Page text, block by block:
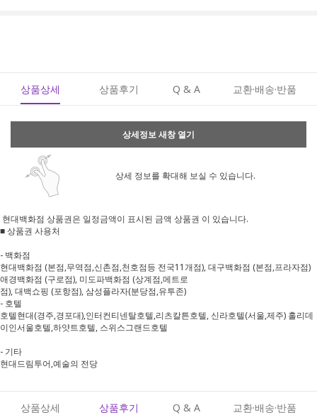
상품상세 상품후기 Q & A 교환·배송·반품
상세정보 새창 열기
상세 정보를 확대해 보실 수 있습니다.
현대백화점 상품권은 일정금액이 표시된 금액 상품권 이 있습니다.
■ 상품권 사용처
- 백화점
현대백화점 (본점,무역점,신촌점,천호점등 전국11개점), 대구백화점 (본점,프라자점)
애경백화점 (구로점), 미도파백화점 (상계점,메트로
점), 대백쇼핑 (포항점), 삼성플라자(분당점,유투존)
- 호텔
호텔현대(경주,경포대),인터컨티넨탈호텔,리츠칼튼호텔, 신라호텔(서울,제주) 홀리데
이인서울호텔,하얏트호텔, 스위스그랜드호텔
- 기타
현대드림투어,예술의 전당
상품상세 상품후기 Q & A 교환·배송·반품